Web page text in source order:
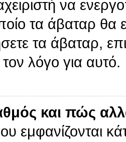
να
τα άβαταρ θα
τα άβαταρ,
λόγο για αυτό.
και πώς
εμφανίζονται